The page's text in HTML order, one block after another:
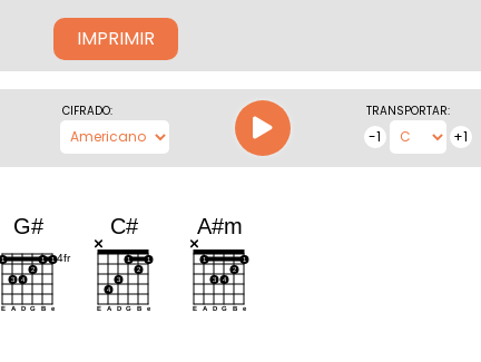
IMPRIMIR
CIFRADO: TRANSPORTAR:
-1 +1